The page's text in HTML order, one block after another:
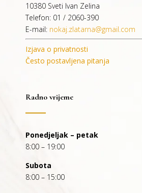
10380 Sveti Ivan Zelina
Telefon: 01 / 2060-390
E-mail: nokaj.zlatarna@gmail.com
Izjava o privatnosti
Često postavljena pitanja
Radno vrijeme
Ponedjeljak – petak
8:00 – 19:00
Subota
8:00 – 15:00